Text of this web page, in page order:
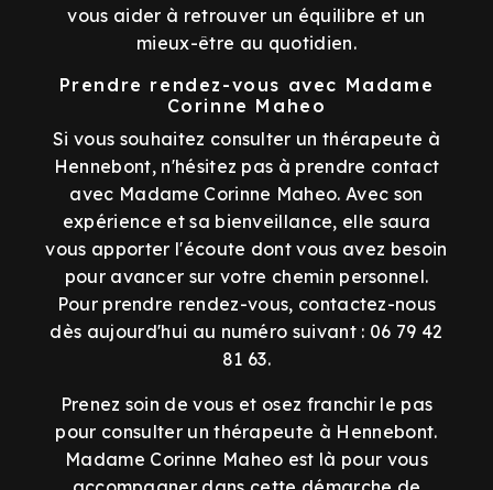
vous aider à retrouver un équilibre et un
mieux-être au quotidien.
Prendre rendez-vous avec Madame
Corinne Maheo
Si vous souhaitez consulter un thérapeute à
Hennebont, n'hésitez pas à prendre contact
avec Madame Corinne Maheo. Avec son
expérience et sa bienveillance, elle saura
vous apporter l'écoute dont vous avez besoin
pour avancer sur votre chemin personnel.
Pour prendre rendez-vous, contactez-nous
dès aujourd'hui au numéro suivant : 06 79 42
81 63.
Prenez soin de vous et osez franchir le pas
pour consulter un thérapeute à Hennebont.
Madame Corinne Maheo est là pour vous